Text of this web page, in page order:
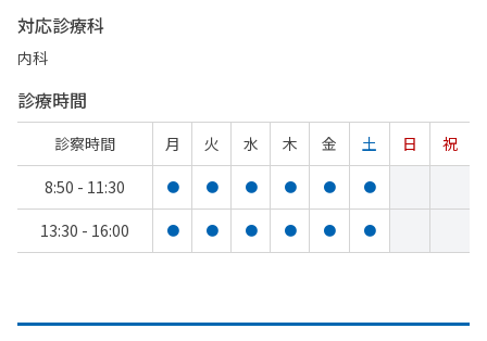
対応診療科
内科
診療時間
診察時間 月 火 水 木 金 土 日
祝
8:50 - 11:30
● ● ● ● ● ●
13:30 - 16:00 ● ● ● ● ● ●